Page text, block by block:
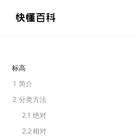
标高
1 简介
2 分类方法
2.1 绝对
2.2相对